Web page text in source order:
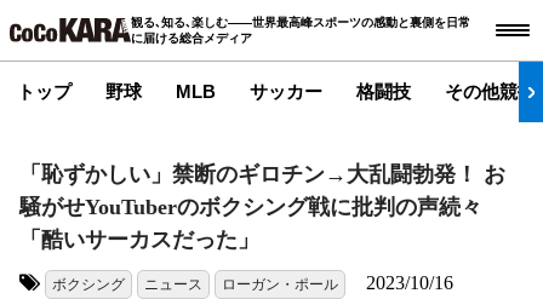
観る､知る､楽しむ――世界最高峰スポーツの感動と裏側を日常
に届ける総合メディア
トップ 野球 MLB サッカー 格闘技 その他競技
「恥ずかしい」禁断のギロチン→大乱闘勃発！ お
騒がせYouTuberのボクシング戦に批判の声続々
「酷いサーカスだった」
ボクシング ニュース ローガン・ポール 2023/10/16